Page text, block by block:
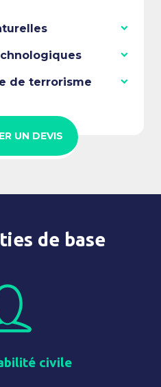
de terrorisme
UN DEVIS
de base
civile